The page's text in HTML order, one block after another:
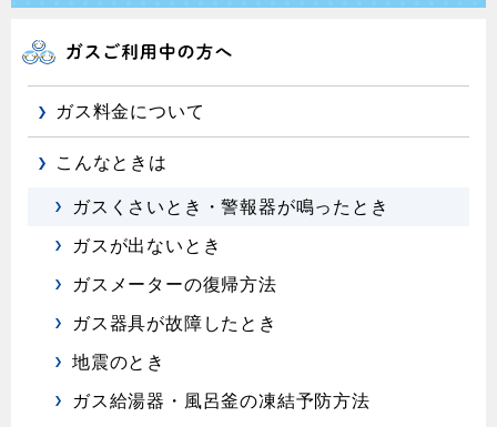
リビング
ガスファンヒーター
ガス温水床暖房・ルームヒーター
ガス料金について
こんなときは
ガスくさいとき・警報器が鳴ったとき
ガスが出ないとき
ガスメーターの復帰方法
ガス器具が故障したとき
地震のとき
ガス給湯器・風呂釜の凍結予防方法